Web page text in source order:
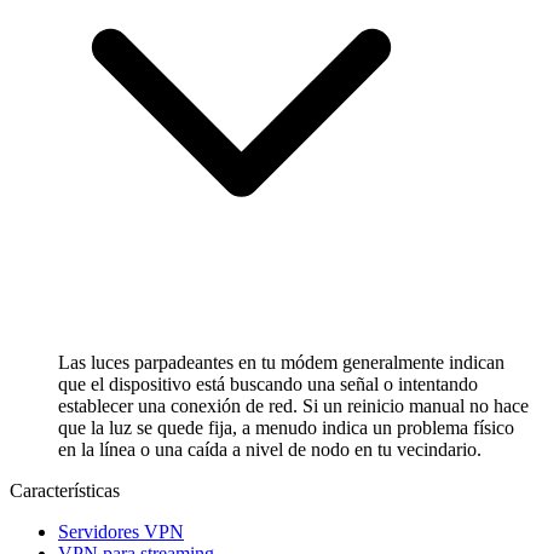
Las luces parpadeantes en tu módem generalmente indican
que el dispositivo está buscando una señal o intentando
establecer una conexión de red. Si un reinicio manual no hace
que la luz se quede fija, a menudo indica un problema físico
en la línea o una caída a nivel de nodo en tu vecindario.
Características
Servidores VPN